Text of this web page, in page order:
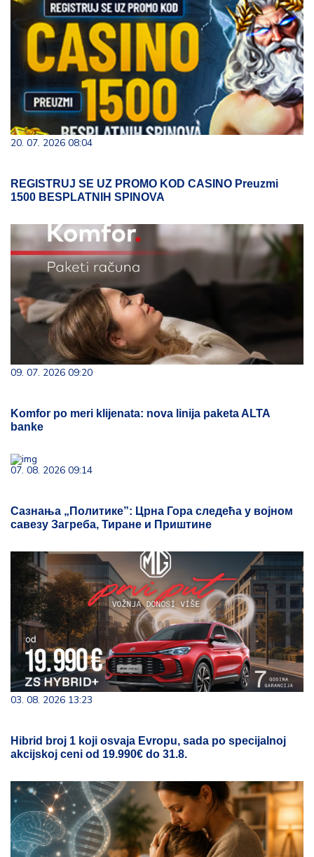
20. 07. 2026 08:04
REGISTRUJ SE UZ PROMO KOD CASINO Preuzmi
1500 BESPLATNIH SPINOVA
09. 07. 2026 09:20
Komfor po meri klijenata: nova linija paketa ALTA
banke
07. 08. 2026 09:14
Сазнања „Политике”: Црна Гора следећа у војном
савезу Загреба, Тиране и Приштине
03. 08. 2026 13:23
Hibrid broj 1 koji osvaja Evropu, sada po specijalnoj
akcijskoj ceni od 19.990€ do 31.8.